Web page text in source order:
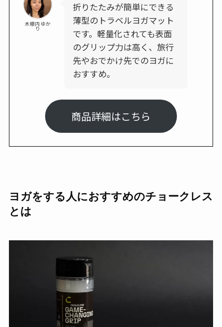
木根内 ゆか
り
折りたたみが簡単にできる
薄型のトラベルヨガマット
です。軽量化されても表面
のグリップ力は高く、旅行
先やおでかけ先でのヨガに
おすすめ。
商品詳細はこちら
ヨガをする人におすすめのチョークレス
とは